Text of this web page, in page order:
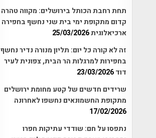
תחת רחבת הכותל בירושלים: מקווה טהרה
קדום מתקופת ימי בית שני נחשף בחפירה
ארכיאלוגית25/03/2026
זה לא קורה כל יום: תליון מנורה נדיר נחשף
בחפירות למרגלות הר הבית, צפונית לעיר
דוד23/03/2026
שרידים חדשים של קטע מחומת ירושלים
מתקופת החשמונאים נחשפו לאחרונה
17/02/2026
נתפסו על חם: שודדי עתיקות חפרו